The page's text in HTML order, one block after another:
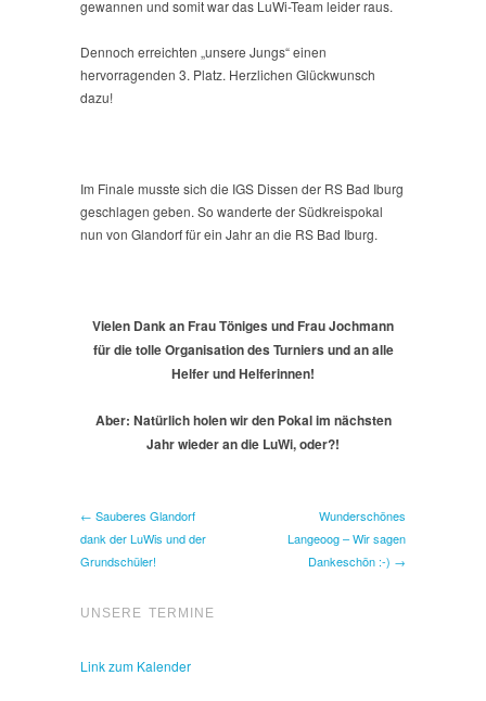
gewannen und somit war das LuWi-Team leider raus.
Dennoch erreichten „unsere Jungs“ einen
hervorragenden 3. Platz. Herzlichen Glückwunsch
dazu!
Im Finale musste sich die IGS Dissen der RS Bad Iburg
geschlagen geben. So wanderte der Südkreispokal
nun von Glandorf für ein Jahr an die RS Bad Iburg.
Vielen Dank an Frau Töniges und Frau Jochmann
für die tolle Organisation des Turniers und an alle
Helfer und Helferinnen!
Aber: Natürlich holen wir den Pokal im nächsten
Jahr wieder an die LuWi, oder?!
← Sauberes Glandorf
dank der LuWis und der
Grundschüler!
Wunderschönes
Langeoog – Wir sagen
Dankeschön :-) →
UNSERE TERMINE
Link zum Kalender